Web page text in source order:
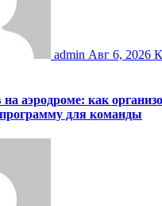
admin Авг 6, 2026
на аэродроме: как
для команды